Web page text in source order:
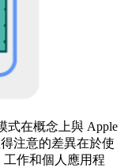
式在概念上與 Apple
注意的差異在於使
工作和個人應用程